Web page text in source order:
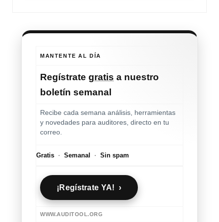
MANTENTE AL DÍA
Regístrate gratis a nuestro
boletín semanal
Recibe cada semana análisis, herramientas
y novedades para auditores, directo en tu
correo.
Gratis · Semanal · Sin spam
¡Regístrate YA! ›
WWW.AUDITOOL.ORG